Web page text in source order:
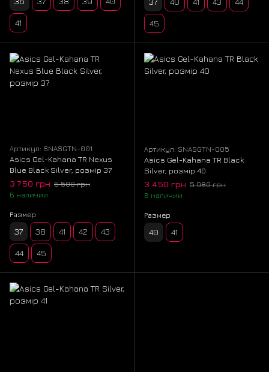
Superblast Gel-Cumulus Gel-Kahana TR Nexus
Hypersync Gel-Kayano 12 Gel-Sekiran
Gel-Kayano Trainer 21
41 45
Артикул: SNASGTN-001
Asics Gel-Kahana TR Nexus
Blue Black Silver, розмір 37
3 750 грн 6 500 грн
В наличии
Размер
37 38 41 42 43
44 45
Артикул: SNASGTN-005
Asics Gel-Kahana TR Black
Silver, розмір 40
3 450 грн 5 980 грн
В наличии
Размер
40 41